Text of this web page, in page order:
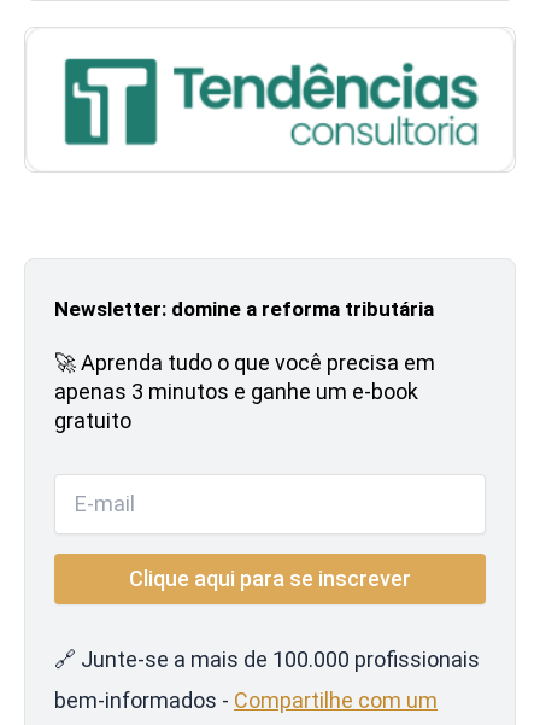
Newsletter: domine a reforma tributária
🚀 Aprenda tudo o que você precisa em
apenas 3 minutos e ganhe um e-book
gratuito
🔗 Junte-se a mais de 100.000 profissionais
bem-informados - Compartilhe com um